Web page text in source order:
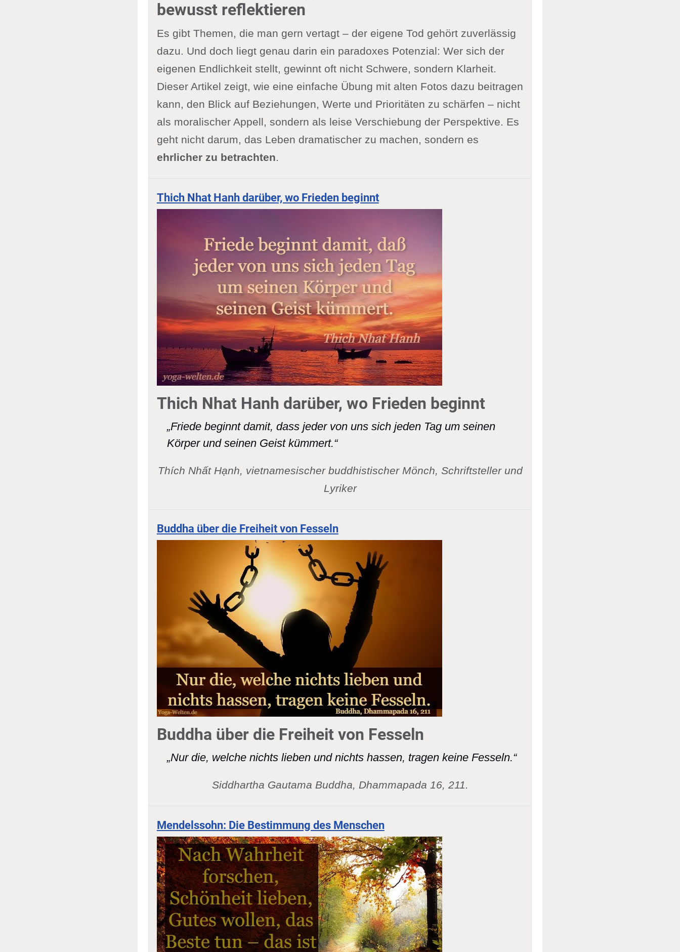
bewusst reflektieren
Es gibt Themen, die man gern vertagt – der eigene Tod gehört zuverlässig
dazu. Und doch liegt genau darin ein paradoxes Potenzial: Wer sich der
eigenen Endlichkeit stellt, gewinnt oft nicht Schwere, sondern Klarheit.
Dieser Artikel zeigt, wie eine einfache Übung mit alten Fotos dazu beitragen
kann, den Blick auf Beziehungen, Werte und Prioritäten zu schärfen – nicht
als moralischer Appell, sondern als leise Verschiebung der Perspektive. Es
geht nicht darum, das Leben dramatischer zu machen, sondern es
ehrlicher zu betrachten.
Thich Nhat Hanh darüber, wo Frieden beginnt
Thich Nhat Hanh darüber, wo Frieden beginnt
„Friede beginnt damit, dass jeder von uns sich jeden Tag um seinen
Körper und seinen Geist kümmert.“
Thích Nhất Hạnh, vietnamesischer buddhistischer Mönch, Schriftsteller und
Lyriker
Buddha über die Freiheit von Fesseln
Buddha über die Freiheit von Fesseln
„Nur die, welche nichts lieben und nichts hassen, tragen keine Fesseln.“
Siddhartha Gautama Buddha, Dhammapada 16, 211.
Mendelssohn: Die Bestimmung des Menschen